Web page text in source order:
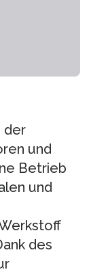
der
und
Betrieb
und
des